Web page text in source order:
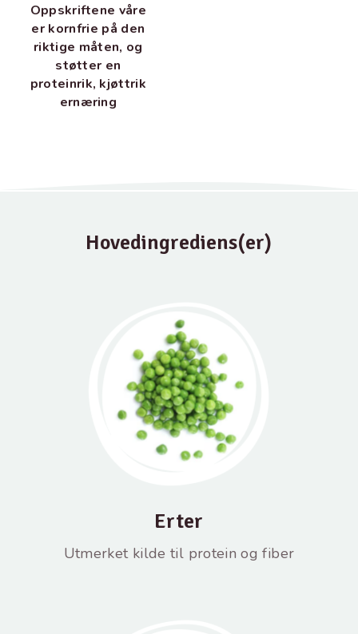
Oppskriftene våre
er kornfrie på den
riktige måten, og
støtter en
proteinrik, kjøttrik
ernæring
Hovedingrediens(er)
Erter
Utmerket kilde til protein og fiber